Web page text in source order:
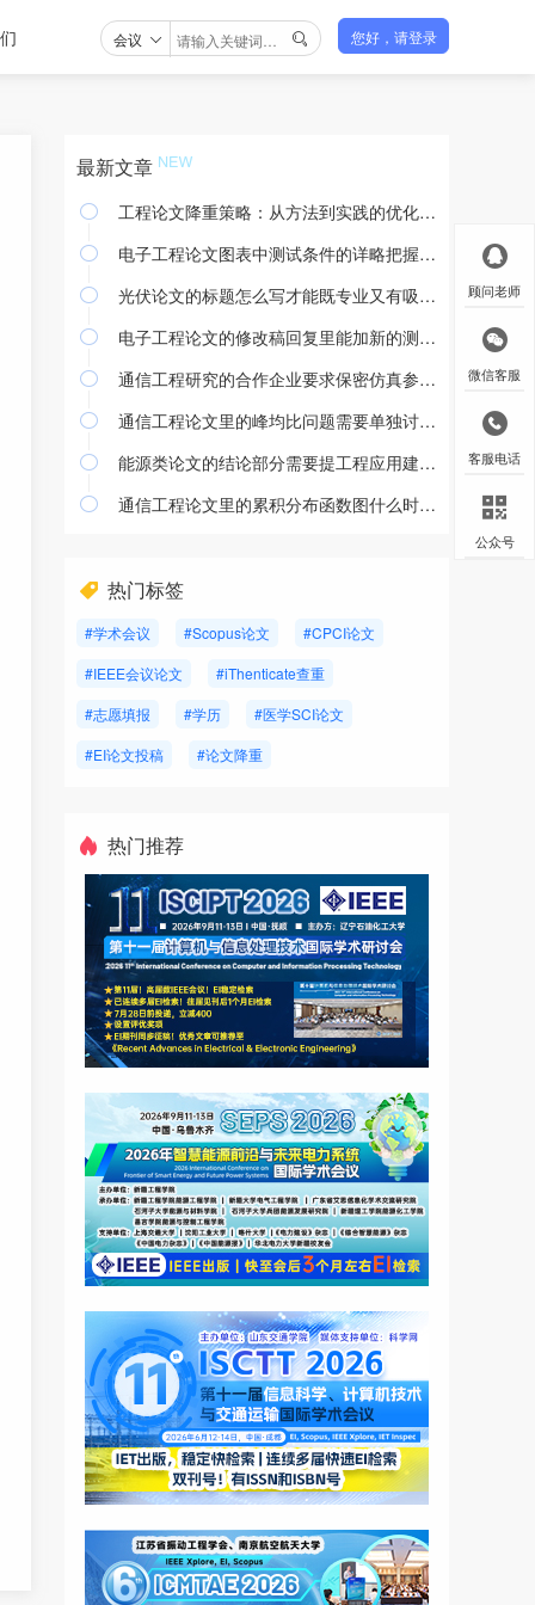
会议  您好，请登录
最新文章
 工程论文降重策略：从方法到实践的优化途径
 电子工程论文图表中测试条件的详略把握与撰写规范
 光伏论文的标题怎么写才能既专业又有吸引力
 电子工程论文的修改稿回复里能加新的测试结果吗
 通信工程研究的合作企业要求保密仿真参数怎么处理
 通信工程论文里的峰均比问题需要单独讨论吗
 能源类论文的结论部分需要提工程应用建议吗
 通信工程论文里的累积分布函数图什么时候用
热门标签
#学术会议 #Scopus论文
#CPCI论文
#IEEE会议论文
#iThenticate查重
#志愿填报
#学历
#医学SCI论文
#EI论文投稿
#论文降重
热门推荐
顾问老师
微信客服
客服电话
公众号